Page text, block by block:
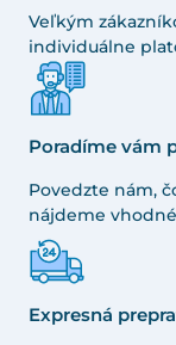
Veľkým
individuálne
Poradíme vám
Povedzte nám,
nájdeme
Expresná